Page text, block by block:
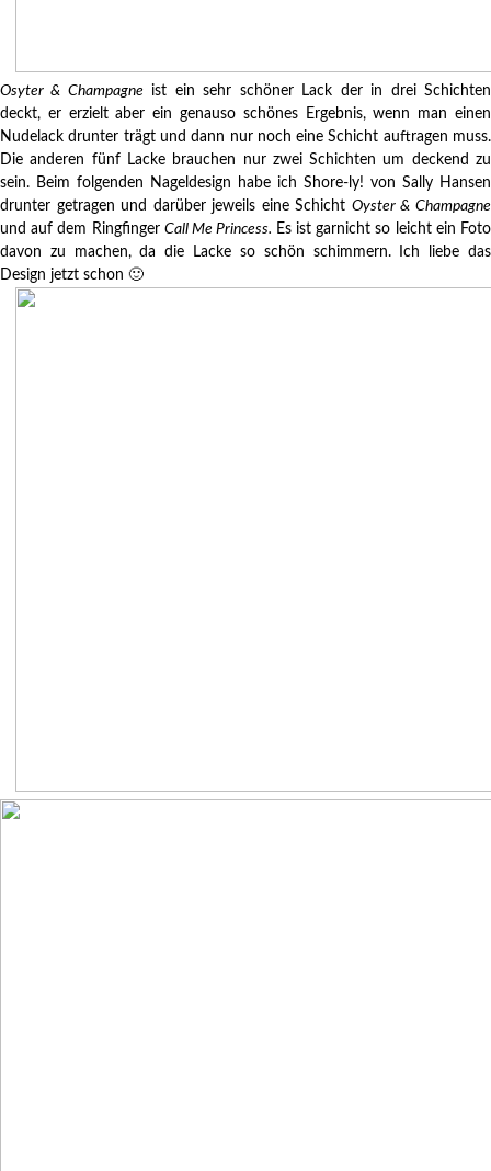
Osyter & Champagneist ein sehr schöner Lack der in drei Schichten
deckt, er erzielt aber ein genauso schönes Ergebnis, wenn man einen
Nudelack drunter trägt und dann nur noch eine Schicht auftragen muss.
Die anderen fünf Lacke brauchen nur zwei Schichten um deckend zu
sein. Beim folgenden Nageldesign habe ich Shore-ly! von Sally Hansen
drunter getragen und darüber jeweils eine Schicht Oyster & Champagne
und auf dem Ringfinger Call Me Princess. Es ist garnicht so leicht ein Foto
davon zu machen, da die Lacke so schön schimmern. Ich liebe das
Design jetzt schon 🙂